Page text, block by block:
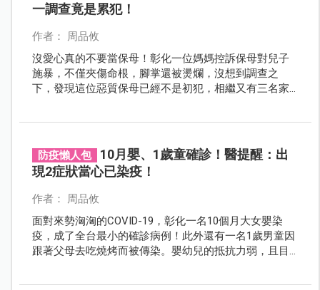
一調查竟是累犯！
作者： 周品攸
沒愛心真的不要當保母！彰化一位媽媽控訴保母對兒子
施暴，不僅夾傷命根，腳掌還被燙爛，沒想到調查之
下，發現這位惡質保母已經不是初犯，相繼又有三名家
防疫懶人包
10月嬰、1歲童確診！醫提醒：出
現2症狀當心已染疫！
作者： 周品攸
面對來勢洶洶的COVID-19，彰化一名10個月大女嬰染
疫，成了全台最小的確診病例！此外還有一名1歲男童因
跟著父母去吃燒烤而被傳染。嬰幼兒的抵抗力弱，且目